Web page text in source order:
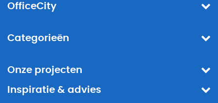
OfficeCity
Categorieën
Onze projecten
Inspiratie & advies